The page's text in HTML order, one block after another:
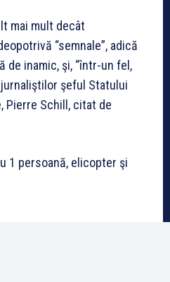
mai mult decât
“semnale”, adică
de inamic, şi, “într-un fel,
şeful Statului
Pierre Schill, citat de